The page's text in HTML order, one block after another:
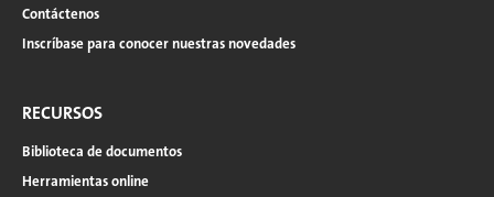
Contáctenos
Inscríbase para conocer nuestras novedades
RECURSOS
Biblioteca de documentos
Herramientas online